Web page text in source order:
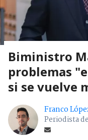
Biministro
problemas
si se vuelve
Franco
Periodista